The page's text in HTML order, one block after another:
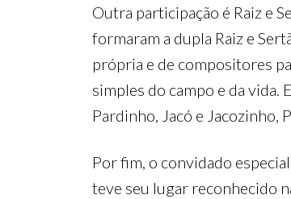
Outra participação é Raiz e
formaram a dupla Raiz e
própria e de compositores
simples do campo e da
Pardinho, Jacó e Jacozinho,
Por fim, o convidado
teve seu lugar reconhecido